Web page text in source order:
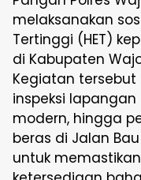
melaksanakan
Tertinggi (HET)
di Kabupaten
Kegiatan
inspeksi
modern, hingga
beras di Jalan
untuk